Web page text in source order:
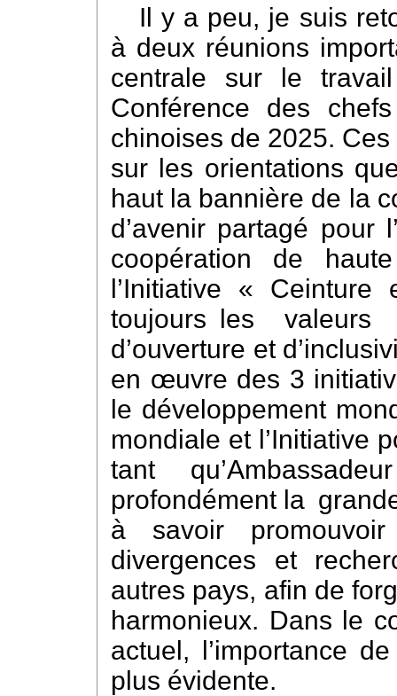
Il y a peu, je suis
à deux réunions
centrale sur le
Conférence des
chinoises de 2025.
sur les orientations
haut la bannière de la
d’avenir partagé pour
coopération de
l’Initiative «
toujours les
d’ouverture et
en œuvre des 3
le développement
mondiale et l’Initiative
tant
profondément la
à savoir
divergences et
autres pays, afin de
harmonieux. Dans le
actuel, l’importance
plus évidente.